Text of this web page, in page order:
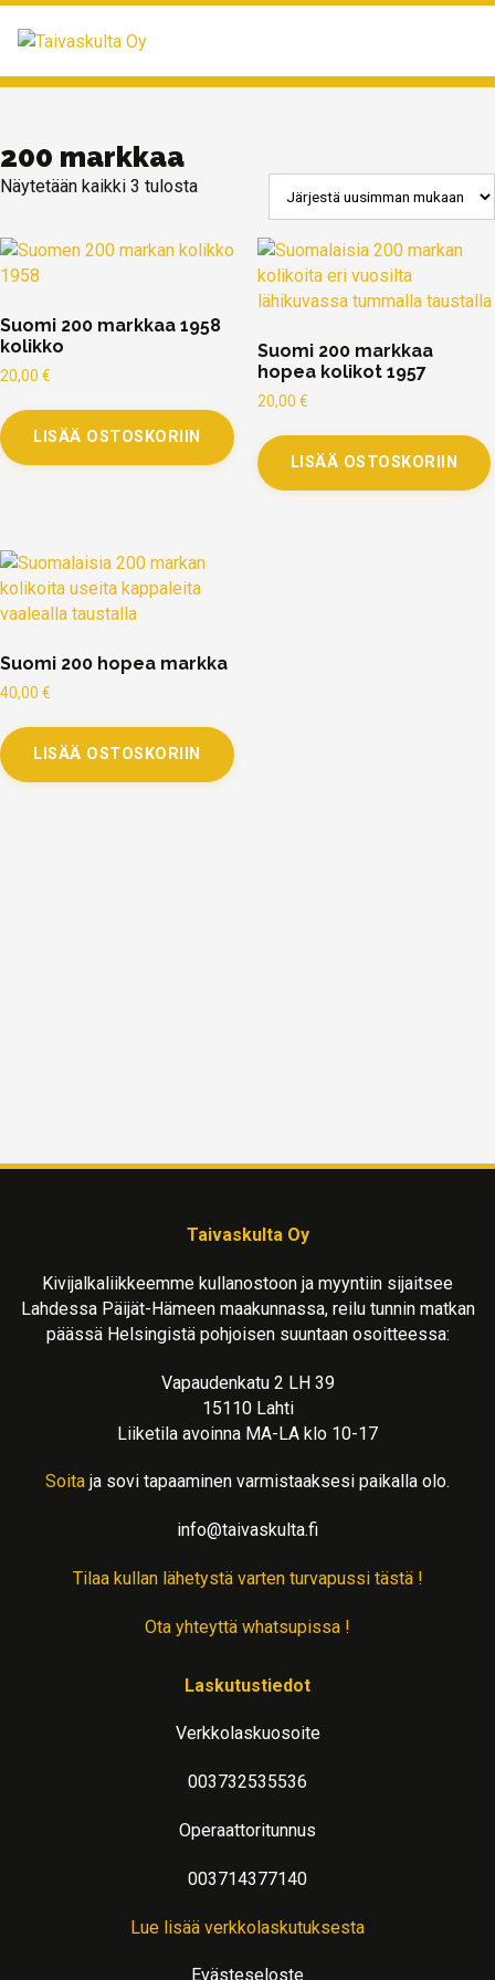
200 markkaa
Näytetään kaikki 3 tulosta
Suomi 200 markkaa 1958
kolikko
20,00 €
LISÄÄ OSTOSKORIIN
Suomi 200 markkaa
hopea kolikot 1957
20,00 €
LISÄÄ OSTOSKORIIN
Suomi 200 hopea markka
40,00 €
LISÄÄ OSTOSKORIIN
Taivaskulta Oy
Kivijalkaliikkeemme kullanostoon ja myyntiin sijaitsee
Lahdessa Päijät-Hämeen maakunnassa, reilu tunnin matkan
päässä Helsingistä pohjoisen suuntaan osoitteessa:
Vapaudenkatu 2 LH 39
15110 Lahti
Liiketila avoinna MA-LA klo 10-17
Soita ja sovi tapaaminen varmistaaksesi paikalla olo.
info@taivaskulta.fi
Tilaa kullan lähetystä varten turvapussi tästä !
Ota yhteyttä whatsupissa !
Laskutustiedot
Verkkolaskuosoite
003732535536
Operaattoritunnus
003714377140
Lue lisää verkkolaskutuksesta
Evästeseloste